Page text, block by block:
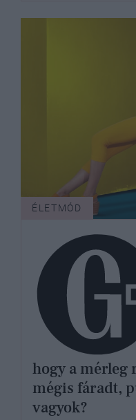
ÉLETMÓD
hogy a mérleg
mégis fáradt,
vagyok?